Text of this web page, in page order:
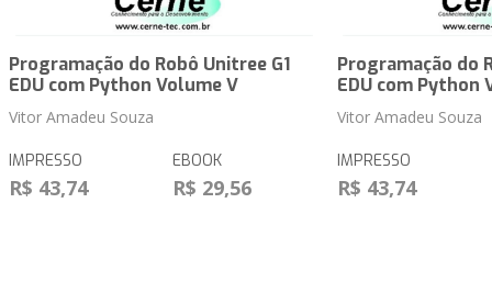
Programação do Robô Unitree G1
EDU com Python Volume V
Vitor Amadeu Souza
IMPRESSO
R$ 43,74
EBOOK
R$ 29,56
Programação do
EDU com Python
Vitor Amadeu Souza
IMPRESSO
R$ 43,74